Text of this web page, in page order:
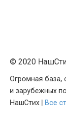
© 2020
Огромная база,
и зарубежных
НашСтих |
Все